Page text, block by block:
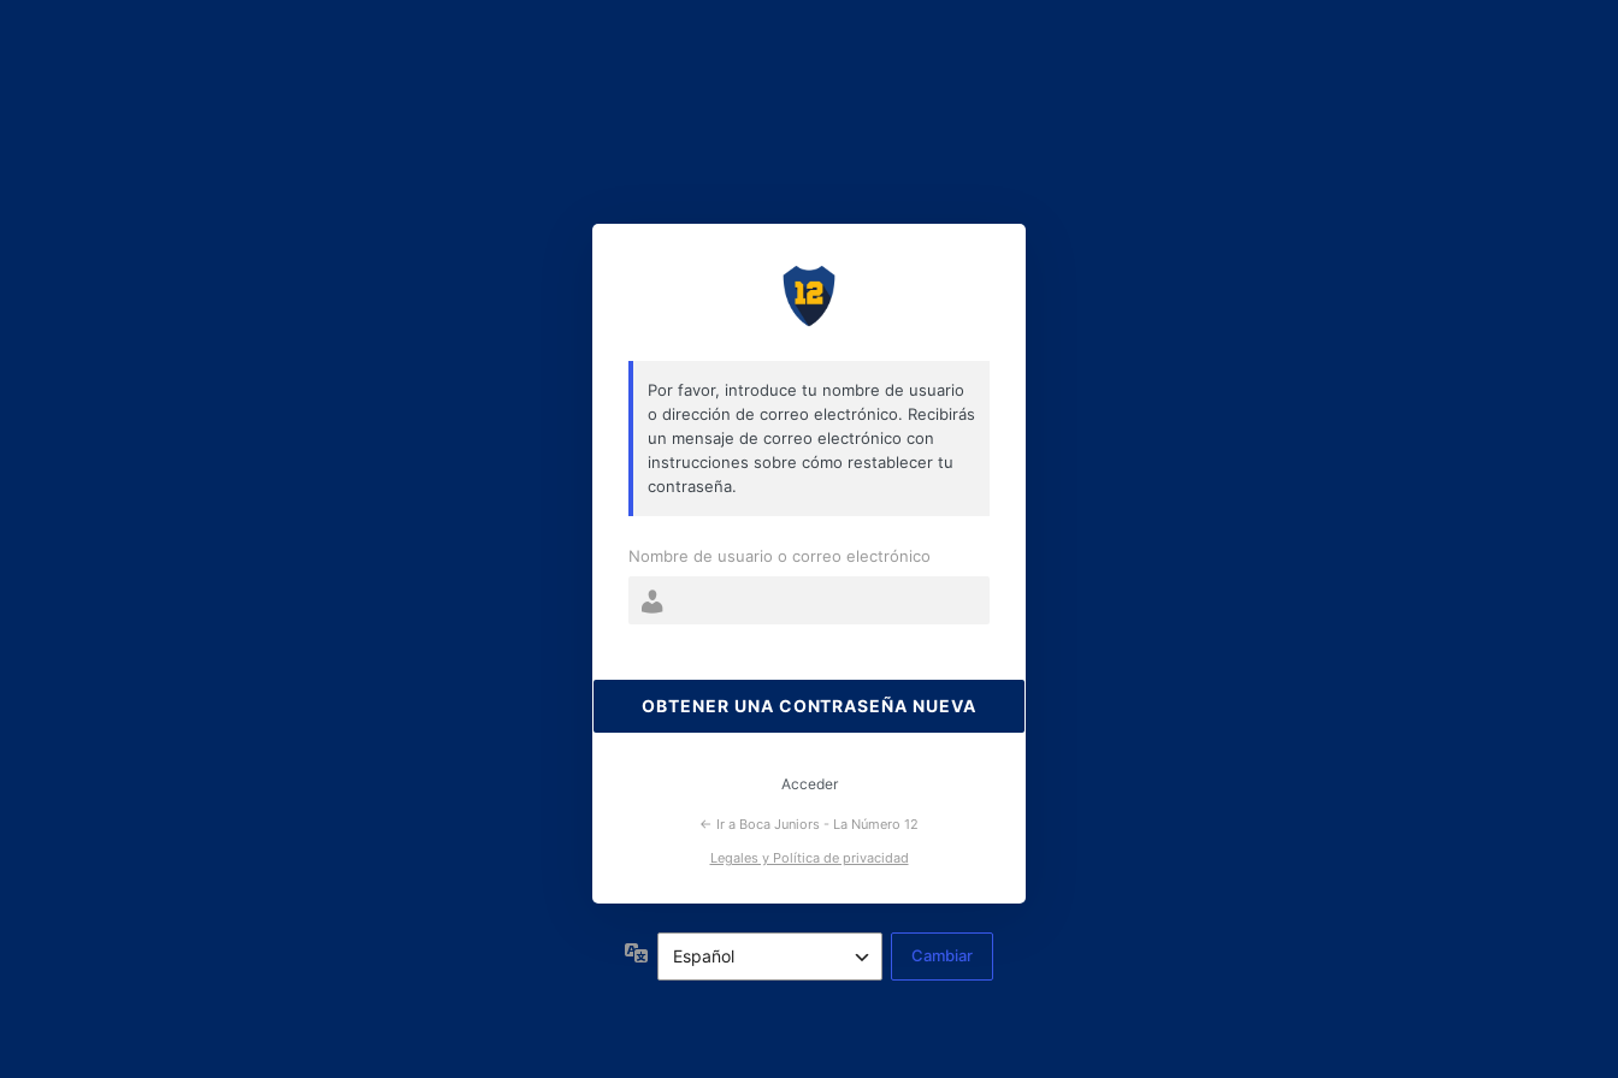
perdida
Por favor, introduce tu nombre de usuario
o dirección de correo electrónico. Recibirás
un mensaje de correo electrónico con
instrucciones sobre cómo restablecer tu
contraseña.
Nombre de usuario o correo electrónico
Acceder
← Ir a Boca Juniors - La Número 12
Legales y Política de privacidad
Idioma